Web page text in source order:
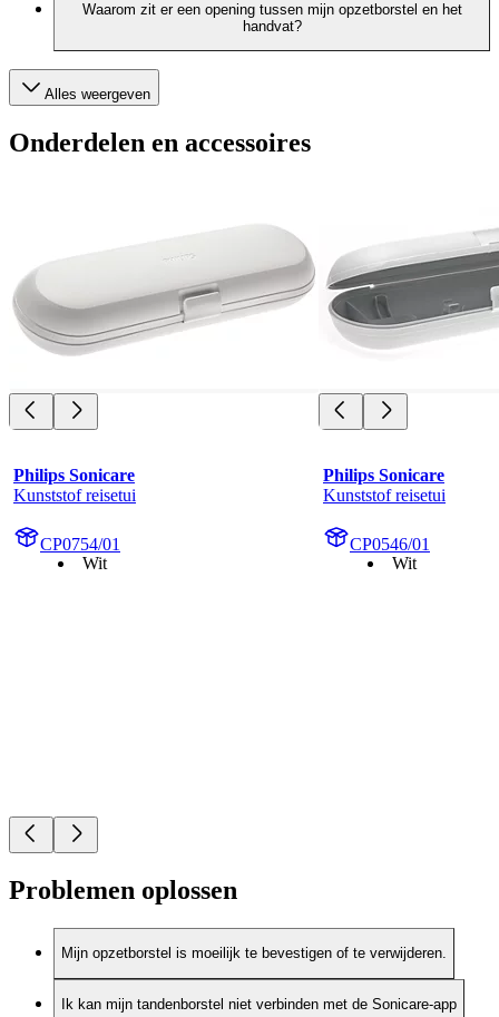
Waarom zit er een opening tussen mijn opzetborstel en het
handvat?
Alles weergeven
Onderdelen en accessoires
Philips Sonicare
Kunststof reisetui
CP0754/01
Wit
Philips Sonicare
Kunststof reisetui
CP0546/01
Wit
Problemen oplossen
Mijn opzetborstel is moeilijk te bevestigen of te verwijderen.
Ik kan mijn tandenborstel niet verbinden met de Sonicare-app